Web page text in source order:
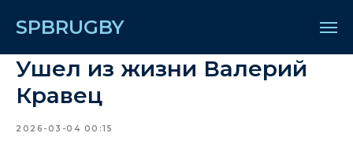
SPBRUGBY
Ушел из жизни Валерий
Кравец
2026-03-04 00:15